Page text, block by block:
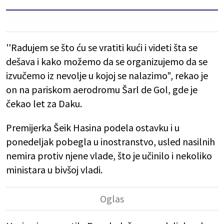
''Radujem se što ću se vratiti kući i videti šta se
dešava i kako možemo da se organizujemo da se
izvučemo iz nevolje u kojoj se nalazimo", rekao je
on na pariskom aerodromu Šarl de Gol, gde je
čekao let za Daku.
Premijerka Šeik Hasina podela ostavku i u
ponedeljak pobegla u inostranstvo, usled nasilnih
nemira protiv njene vlade, što je učinilo i nekoliko
ministara u bivšoj vladi.